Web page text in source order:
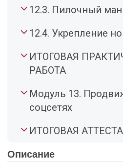
12.3. Пилочный
12.4. Укрепление
ИТОГОВАЯ
РАБОТА
Модуль 13.
соцсетях
ИТОГОВАЯ
Описание